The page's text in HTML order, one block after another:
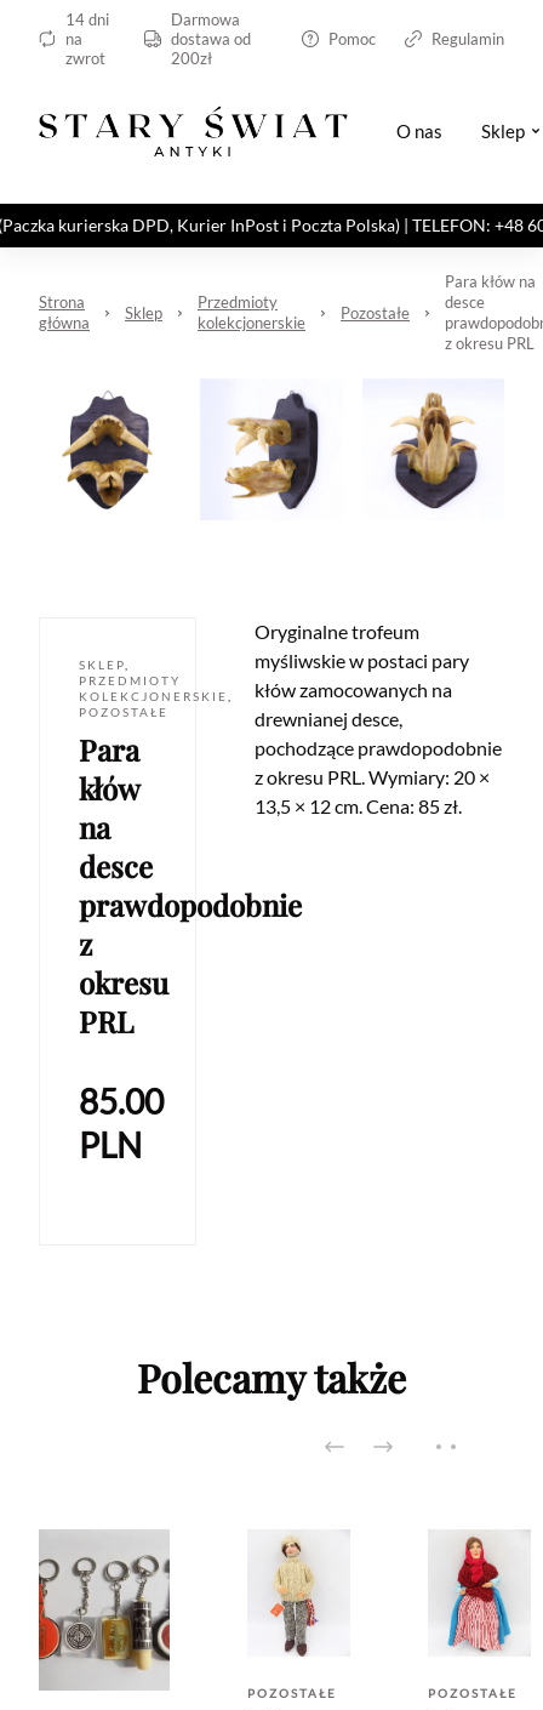
14 dni
na
zwrot
Darmowa
dostawa od
200zł
Pomoc Regulamin
O nas Sklep
kurierska DPD, Kurier InPost i Poczta Polska) | TELEFON: +48
Strona
główna
Sklep
Przedmioty
kolekcjonerskie
Pozostałe
Para kłów na
desce
z okresu PRL
SKLEP
PRZEDMIOTY
KOLEKCJONERSKIE
POZOSTAŁE
Para
kłów
na
desce
prawdopodobnie
z
okresu
PRL
85.00
PLN
Oryginalne trofeum
myśliwskie w postaci pary
kłów zamocowanych na
drewnianej desce,
pochodzące prawdopodobnie
z okresu PRL. Wymiary: 20 ×
13,5 × 12 cm. Cena: 85 zł.
Polecamy także
POZOSTAŁE POZOSTAŁE